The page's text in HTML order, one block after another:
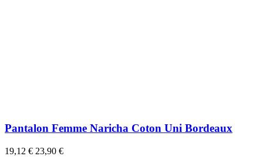
Pantalon Femme Naricha Coton Uni Bordeaux
19,12 € 23,90 €